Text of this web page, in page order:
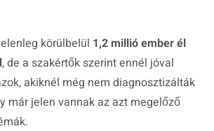
körülbelül 1,2 millió ember él
, de a szakértők szerint ennél jóval
akiknél még nem diagnosztizálták
már jelen vannak az azt megelőző